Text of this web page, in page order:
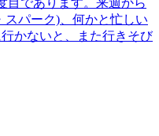
目であります。来週から
パーク)、何かと忙しい
かないと、また行きそび